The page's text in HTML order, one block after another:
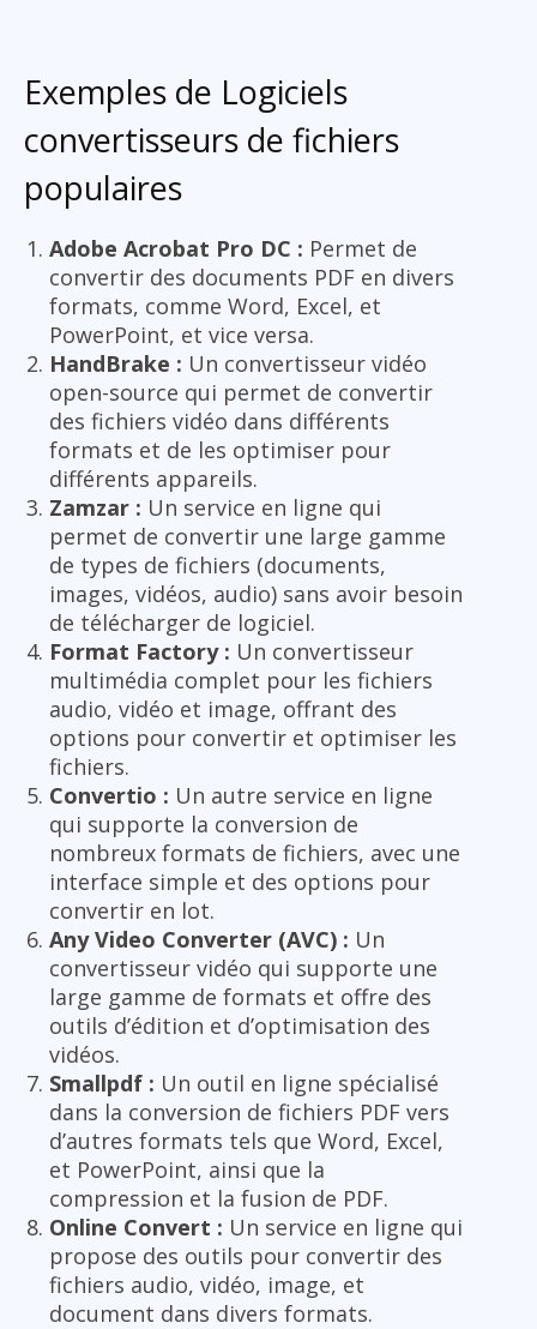
Exemples de Logiciels
convertisseurs de fichiers
populaires
Adobe Acrobat Pro DC : Permet de
convertir des documents PDF en divers
formats, comme Word, Excel, et
PowerPoint, et vice versa.
HandBrake : Un convertisseur vidéo
open-source qui permet de convertir
des fichiers vidéo dans différents
formats et de les optimiser pour
différents appareils.
Zamzar : Un service en ligne qui
permet de convertir une large gamme
de types de fichiers (documents,
images, vidéos, audio) sans avoir besoin
de télécharger de logiciel.
Format Factory : Un convertisseur
multimédia complet pour les fichiers
audio, vidéo et image, offrant des
options pour convertir et optimiser les
fichiers.
Convertio : Un autre service en ligne
qui supporte la conversion de
nombreux formats de fichiers, avec une
interface simple et des options pour
convertir en lot.
Any Video Converter (AVC) : Un
convertisseur vidéo qui supporte une
large gamme de formats et offre des
outils d’édition et d’optimisation des
vidéos.
Smallpdf : Un outil en ligne spécialisé
dans la conversion de fichiers PDF vers
d’autres formats tels que Word, Excel,
et PowerPoint, ainsi que la
compression et la fusion de PDF.
Online Convert : Un service en ligne qui
propose des outils pour convertir des
fichiers audio, vidéo, image, et
document dans divers formats.